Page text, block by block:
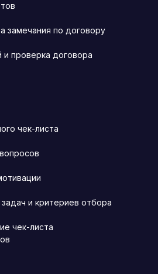
замечания по договору
и проверка договора
чек-листа
и критериев отбора
чек-листа